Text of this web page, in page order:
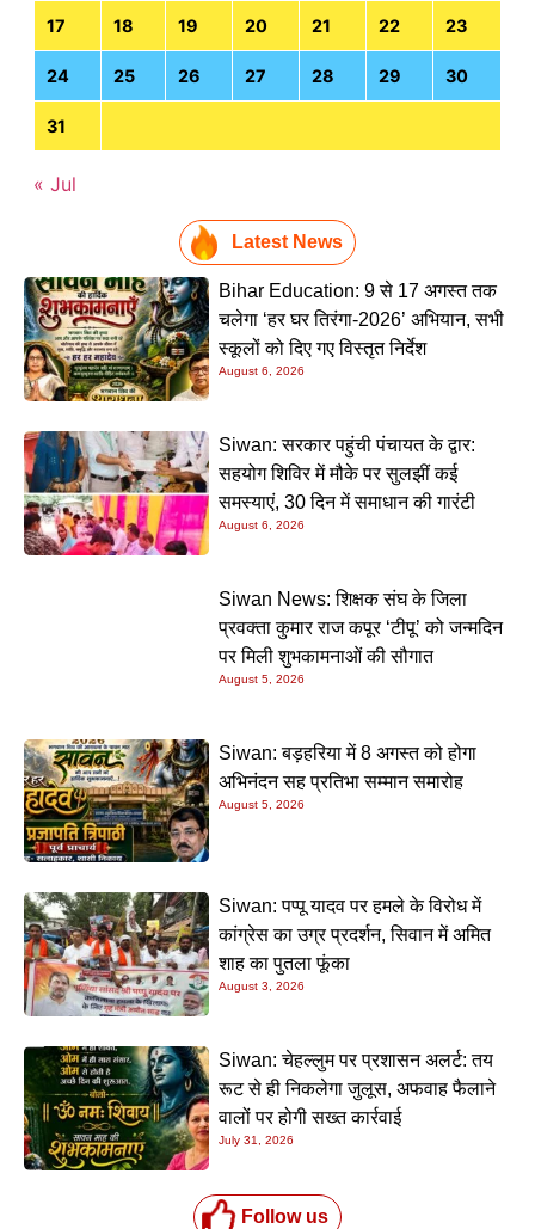
17 18 19 20 21 22 23
24 25 26 27 28 29 30
31
« Jul
Latest News
Bihar Education: 9 से 17 अगस्त तक
चलेगा ‘हर घर तिरंगा-2026’ अभियान, सभी
स्कूलों को दिए गए विस्तृत निर्देश
August 6, 2026
Siwan: सरकार पहुंची पंचायत के द्वार:
सहयोग शिविर में मौके पर सुलझीं कई
समस्याएं, 30 दिन में समाधान की गारंटी
August 6, 2026
Siwan News: शिक्षक संघ के जिला
प्रवक्ता कुमार राज कपूर ‘टीपू’ को जन्मदिन
पर मिली शुभकामनाओं की सौगात
August 5, 2026
Siwan: बड़हरिया में 8 अगस्त को होगा
अभिनंदन सह प्रतिभा सम्मान समारोह
August 5, 2026
Siwan: पप्पू यादव पर हमले के विरोध में
कांग्रेस का उग्र प्रदर्शन, सिवान में अमित
शाह का पुतला फूंका
August 3, 2026
Siwan: चेहल्लुम पर प्रशासन अलर्ट: तय
रूट से ही निकलेगा जुलूस, अफवाह फैलाने
वालों पर होगी सख्त कार्रवाई
July 31, 2026
Follow us